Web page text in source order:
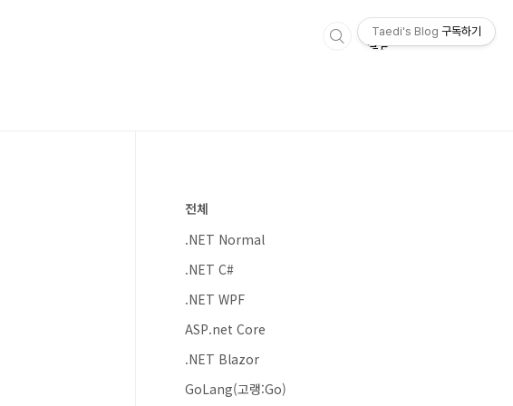
전체
.NET Normal
.NET C#
.NET WPF
ASP.net Core
.NET Blazor
GoLang(고랭:Go)
Taedi's Blog 구독하기